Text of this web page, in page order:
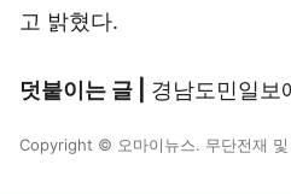
고 밝혔다.
덧붙이는 글 | 경남도민일보
Copyright © 오마이뉴스. 무단전재 및